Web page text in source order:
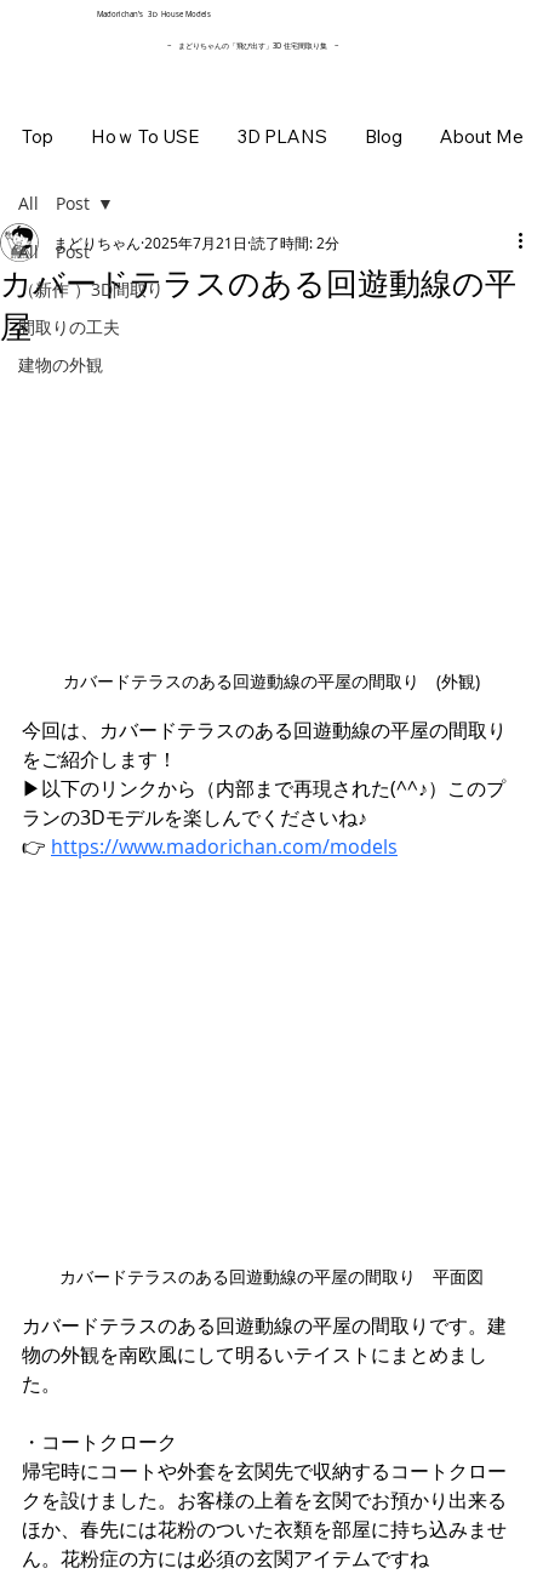
​Madorichan’s 3Ｄ House Models
Top Hoｗ To USE 3D PLANS Blog About Me
~ まどりちゃんの「飛び出す」3D 住宅間取り集 ~
All Post
（新作 ）3D間取り
間取りの工夫
建物の外観
All Post
カバードテラスのある回遊動線の平
屋
まどりちゃん 2025年7月21日 読了時間: 2分
カバードテラスのある回遊動線の平屋の間取り　(外観)
今回は、カバードテラスのある回遊動線の平屋の間取り
をご紹介します！
▶︎以下のリンクから（内部まで再現された(^^♪）このプ
ランの3Dモデルを楽しんでくださいね♪
👉 https://www.madorichan.com/models
カバードテラスのある回遊動線の平屋の間取り　平面図
カバードテラスのある回遊動線の平屋の間取りです。建
物の外観を南欧風にして明るいテイストにまとめまし
た。
・コートクローク
帰宅時にコートや外套を玄関先で収納するコートクロー
クを設けました。お客様の上着を玄関でお預かり出来る
ほか、春先には花粉のついた衣類を部屋に持ち込みませ
ん。花粉症の方には必須の玄関アイテムですね